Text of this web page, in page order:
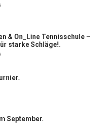
& On_Line Tennisschule –
starke Schläge!.
September.